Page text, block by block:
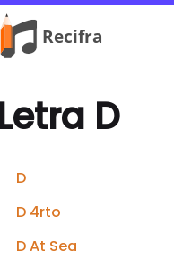
Letra D
D
D 4rto
D At Sea